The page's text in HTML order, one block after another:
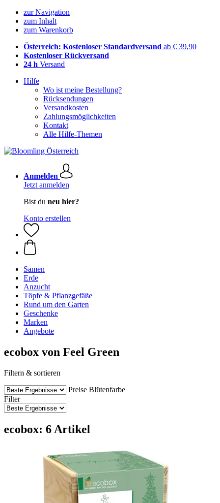
zur Navigation
zum Inhalt
zum Warenkorb
Österreich: Kostenloser Standardversand ab € 39,90
Kostenloser Rückversand
24 h Versand
Hilfe
Wo ist meine Bestellung?
Rücksendungen
Versandkosten
Zahlungsmöglichkeiten
Kontakt
Alle Hilfe-Themen
Anmelden
Jetzt anmelden
Bist du neu hier?
Konto erstellen
Samen
Erde
Anzucht
Töpfe & Pflanzgefäße
Rund um den Garten
Geschenke
Marken
Angebote
ecobox von Feel Green
Filtern & sortieren
Preise Blütenfarbe
Filter
ecobox: 6 Artikel